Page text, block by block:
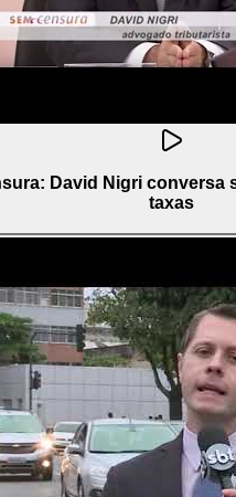
David Nigri conversa
taxas